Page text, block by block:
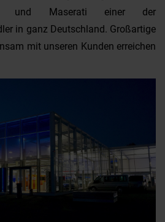
und Maserati einer der
in ganz Deutschland. Großartige
mit unseren Kunden erreichen